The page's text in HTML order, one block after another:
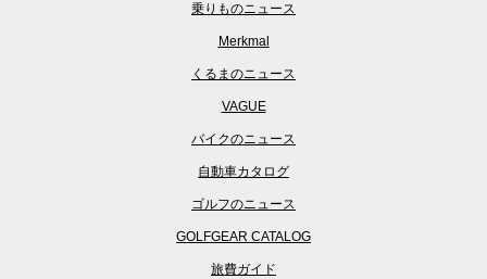
乗りものニュース
Merkmal
くるまのニュース
VAGUE
バイクのニュース
自動車カタログ
ゴルフのニュース
GOLFGEAR CATALOG
旅費ガイド